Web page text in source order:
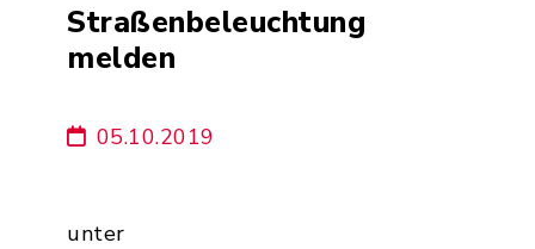
Straßenbeleuchtung
melden
05.10.2019
unter